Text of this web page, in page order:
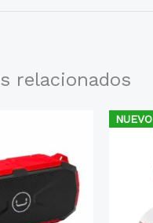
relacionados
NUEVO